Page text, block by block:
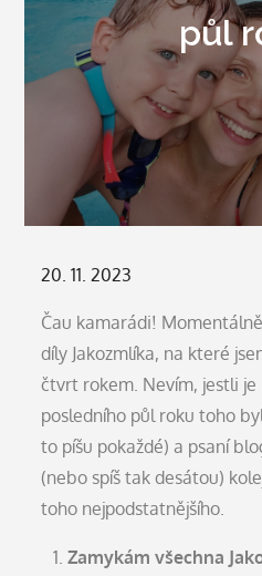
půl
Posted
20. 11. 2023
Čau kamarádi!
díly Jakozmlíka, na které
čtvrt rokem. Nevím, jestli je
posledního půl roku toho
to píšu pokaždé) a psaní
(nebo spíš tak desátou)
toho nejpodstatnějšího.
Zamykám všechna